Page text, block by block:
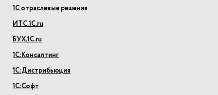
1С отраслевые решения
ИТС.1С.ru
БУХ.1С.ru
1С:Консалтинг
1С:Дистрибьюция
1С:Софт